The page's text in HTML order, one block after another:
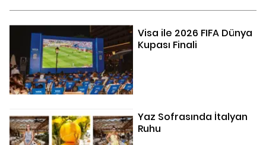
Visa ile 2026 FIFA Dünya
Kupası Finali
Yaz Sofrasında İtalyan
Ruhu